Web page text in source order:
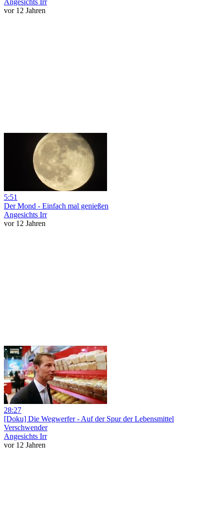
Angesichts Irr
vor 12 Jahren
5:51
Der Mond - Einfach mal genießen
Angesichts Irr
vor 12 Jahren
28:27
[Doku] Die Wegwerfer - Auf der Spur der Lebensmittel
Verschwender
Angesichts Irr
vor 12 Jahren